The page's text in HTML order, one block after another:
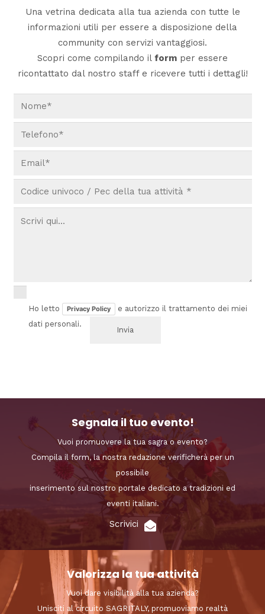
Una vetrina dedicata alla tua azienda con tutte le
informazioni utili per essere a disposizione della
community con servizi vantaggiosi.
Scopri come compilando il form per essere
ricontattato dal nostro staff e ricevere tutti i dettagli!
Ho letto Privacy Policy
e autorizzo il trattamento dei miei
dati personali.
Segnala il tuo evento!
Vuoi promuovere la tua sagra o evento?
Compila il form, la nostra redazione verificherà per un
possibile
inserimento sul nostro portale dedicato a tradizioni ed
eventi italiani.
Scrivici
Valorizza la tua attività
Vuoi dare visibilità alla tua azienda?
Unisciti al circuito SAGRITALY, promuoviamo realtà